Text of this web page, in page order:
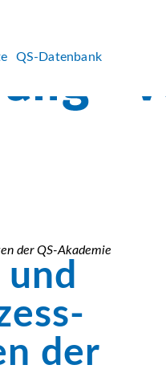
QS-Datenbank
der QS-Akademie
der